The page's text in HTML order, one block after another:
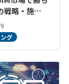
戦略・施…
グ